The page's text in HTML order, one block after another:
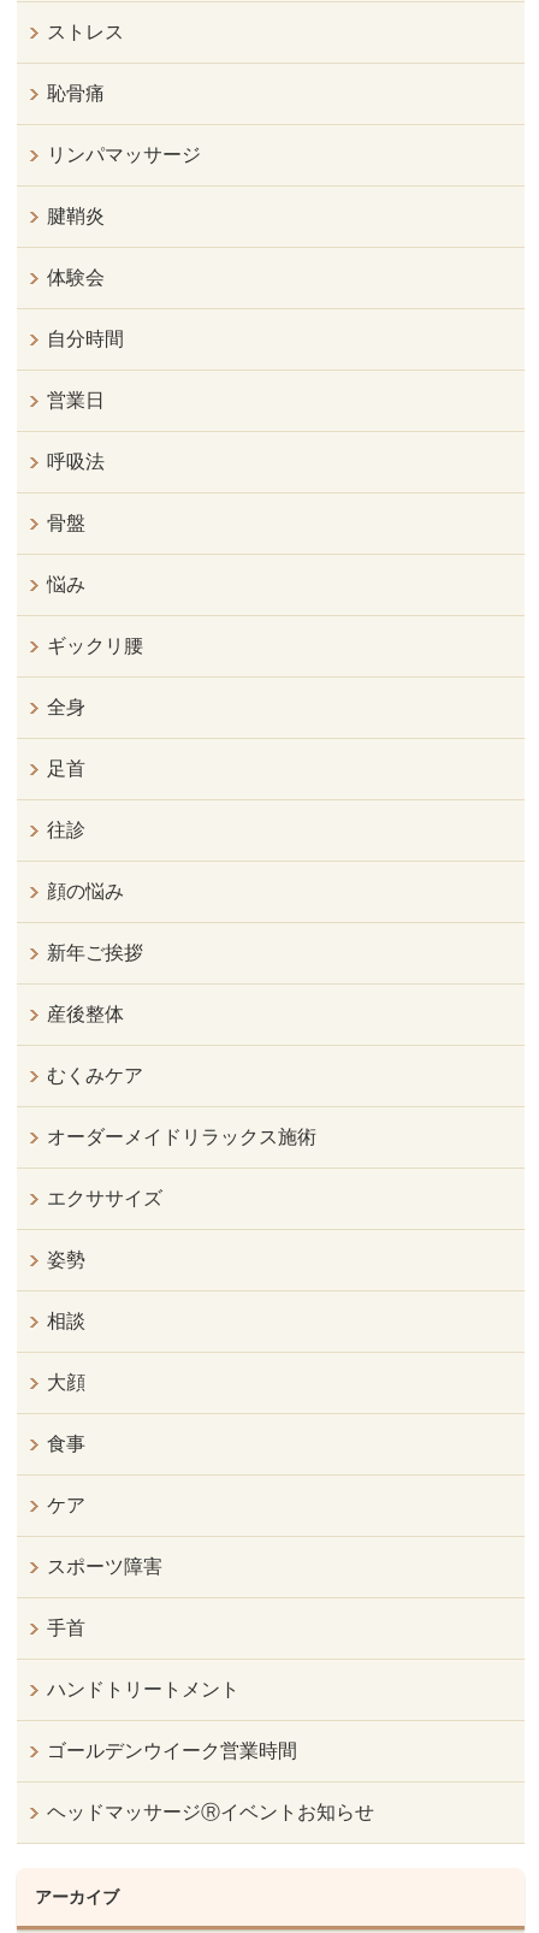
ストレス
恥骨痛
リンパマッサージ
腱鞘炎
体験会
自分時間
営業日
呼吸法
骨盤
悩み
ギックリ腰
全身
足首
往診
顔の悩み
新年ご挨拶
産後整体
むくみケア
オーダーメイドリラックス施術
エクササイズ
姿勢
相談
大顔
食事
ケア
スポーツ障害
手首
ハンドトリートメント
ゴールデンウイーク営業時間
ヘッドマッサージⓇイベントお知らせ
アーカイブ